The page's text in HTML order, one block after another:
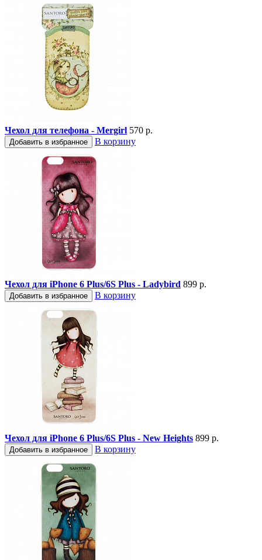
Чехол для телефона - Mergirl 570 р.
Добавить в избранное В корзину
Чехол для iPhone 6 Plus/6S Plus - Ladybird 899 р.
Добавить в избранное В корзину
Чехол для iPhone 6 Plus/6S Plus - New Heights 899 р.
Добавить в избранное В корзину